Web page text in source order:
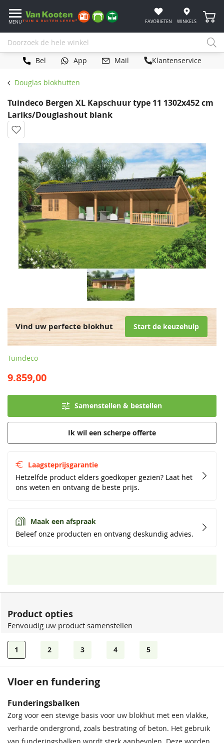
MENU FAVORIETEN WINKELS
Bel App Mail Klantenservice
Douglas blokhutten
Tuindeco Bergen XL Kapschuur type 11 1302x452 cm
Lariks/Douglashout blank
Vind uw perfecte blokhut Start de keuzehulp
Tuindeco
9.859,00
Laagsteprijsgarantie
Hetzelfde product elders goedkoper gezien? Laat het
ons weten en ontvang de beste prijs.
Maak een afspraak
Beleef onze producten en ontvang deskundig advies.
Samenstellen & bestellen
Ik wil een scherpe offerte
Product opties
Eenvoudig uw product samenstellen
1 2 3 4 5
Vloer en fundering
Tegen meerprijs kunt u bij dit product dakshingles bestellen.
Deze bitumen dakbedekking is uitermate geschikt voor het
waterdicht afwerken van uw (hellende) dak, om zo de
Onze spijkerset bevat zowel spijkers als asfaltnagels voor het
monteren van dakplanken en dakbedekking. Voor modellen
groter dan 5 × 5 m raden we aan twee sets aan te schaffen
Funderingsbalken
Zorg voor een stevige basis voor uw blokhut met een vlakke,
verharde ondergrond, zoals bestrating of beton. Het gebruik